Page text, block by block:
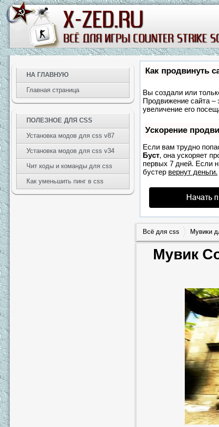
Как продвинуть
Вы создали или
Продвижение сайта –
увеличение его
Ускорение
Если вам трудно
Буст, она ускоряет
первых 7 дней. Если
бустер вернут деньги.
Начать
Всё для css Мувики
Мувик
НА ГЛАВНУЮ
Главная страница
ПОЛЕЗНОЕ ДЛЯ CSS
Установка модов для css v87
Установка модов для css v34
Чит коды и команды для css
Как уменьшить пинг в css